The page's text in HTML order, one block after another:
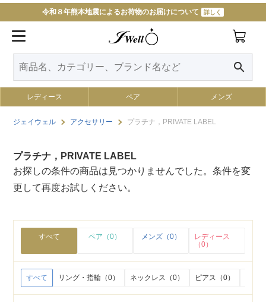
令和８年熊本地震によるお荷物のお届けについて 詳しく
search
レディース ペア メンズ
ジェイウェル アクセサリー プラチナ，PRIVATE LABEL
プラチナ，PRIVATE LABEL
お探しの条件の商品は見つかりませんでした。条件を変
更して再度お試しください。
すべて ペア（0） メンズ（0）
レディース
（0）
すべて リング・指輪（0） ネックレス（0） ピアス（0）